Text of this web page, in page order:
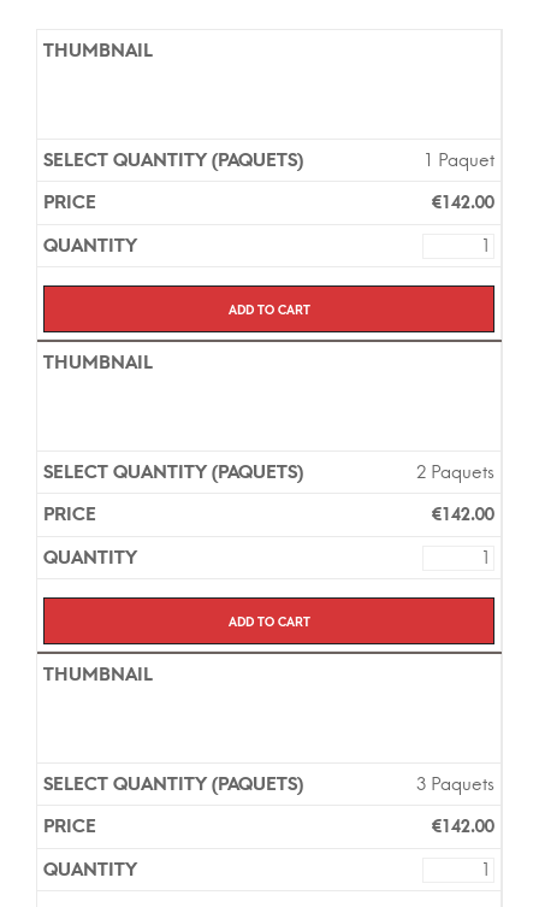
mêmes ingrédients actifs et a la même efficacité.
1 Paquet
€142.00
Add to cart
2 Paquets
€142.00
Add to cart
3 Paquets
€142.00